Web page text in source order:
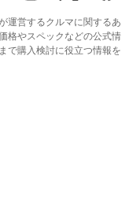
運営するクルマに関するあ
格やスペックなどの公式情
で購入検討に役立つ情報を